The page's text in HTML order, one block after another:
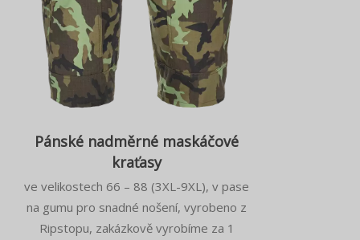
Pánské nadměrné maskáčové
kraťasy
ve velikostech 66 – 88 (3XL-9XL), v pase
na gumu pro snadné nošení, vyrobeno z
Ripstopu, zakázkově vyrobíme za 1